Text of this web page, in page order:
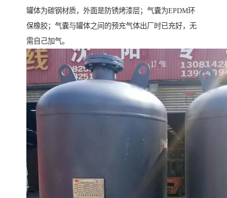
罐体为碳钢材质，外面是防锈烤漆层；气囊为EPDM环
保橡胶；气囊与罐体之间的预充气体出厂时已充好，无
需自己加气。